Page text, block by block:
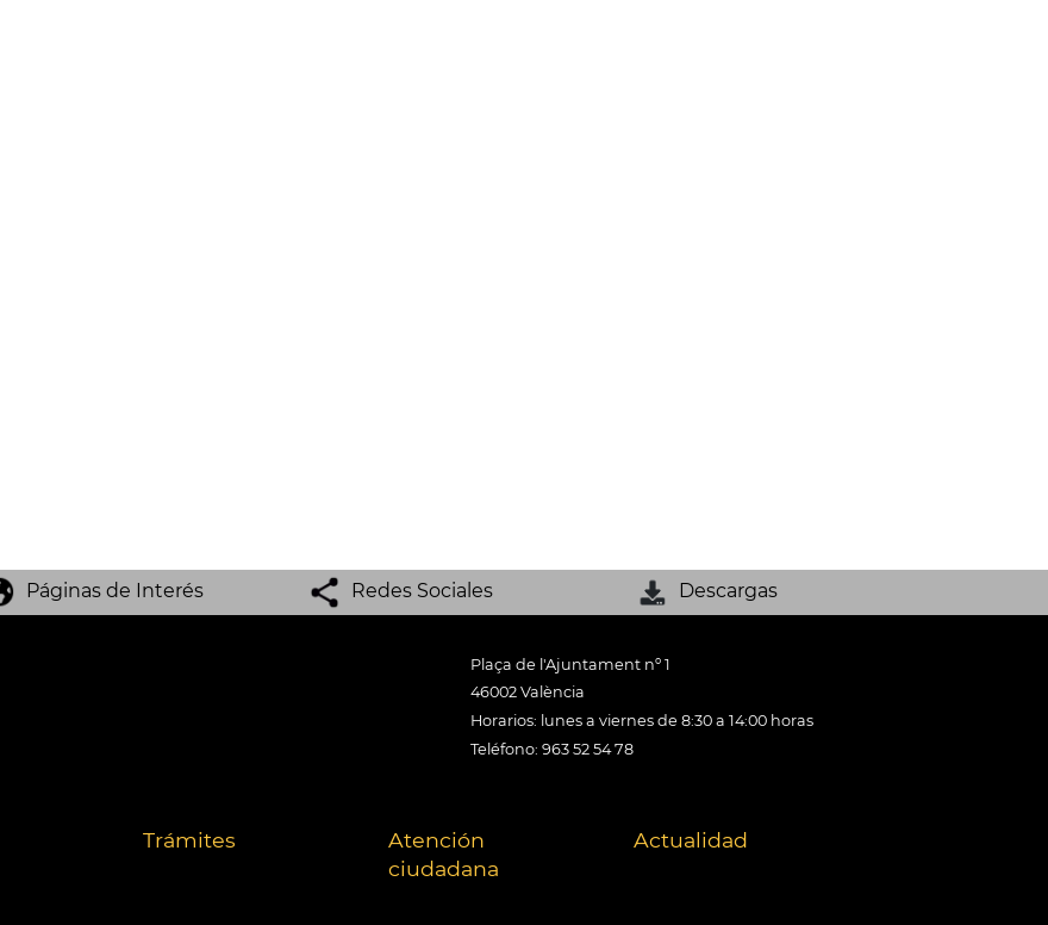
Páginas de Interés Redes Sociales Descargas
Plaça de l'Ajuntament nº 1
46002 València
Horarios: lunes a viernes de 8:30 a 14:00 horas
Teléfono: 963 52 54 78
Trámites
Atención
ciudadana
Actualidad